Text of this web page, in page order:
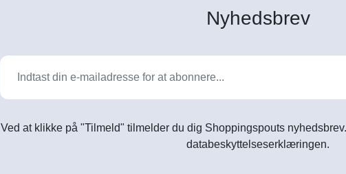
Nyhedsbrev
Ved at klikke på "Tilmeld" tilmelder du dig Shoppingspouts
databeskyttelseserklæringen.